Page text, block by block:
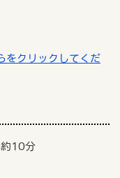
をクリックしてくだ
約10分